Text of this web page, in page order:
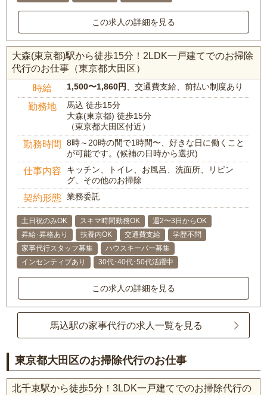
この求人の詳細を見る
大森(東京都)駅から徒歩15分！2LDK一戸建てでのお掃除
代行のお仕事（東京都大田区）
時給 1,500〜1,860円、交通費支給、前払い制度あり
勤務地
馬込 徒歩15分
大森(東京都) 徒歩15分
（東京都大田区付近）
勤務時間
8時～20時の間で1時間〜、好きな日に働くこと
が可能です。(候補の日時から選択)
仕事内容
キッチン、トイレ、お風呂、洗面所、リビン
グ、その他のお掃除
契約形態 業務委託
土日祝のみOK スキマ時間勤務OK
週2〜3日からOK
昇給･昇格あり
扶養内OK 交通費支給
学歴不問
家事代行スタッフ募集
ハウスキーパー募集
インセンティブあり
30代･40代･50代活躍中
この求人の詳細を見る
馬込駅の家事代行の求人一覧を見る
東京都大田区のお掃除代行のお仕事
北千束駅から徒歩5分！3LDK一戸建てでのお掃除代行の